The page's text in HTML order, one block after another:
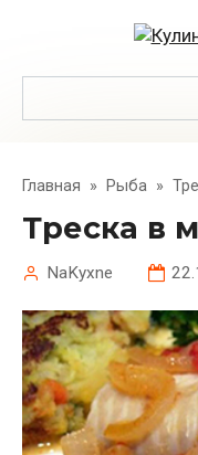
Главная » Рыба »
Треска в
NaKyxne